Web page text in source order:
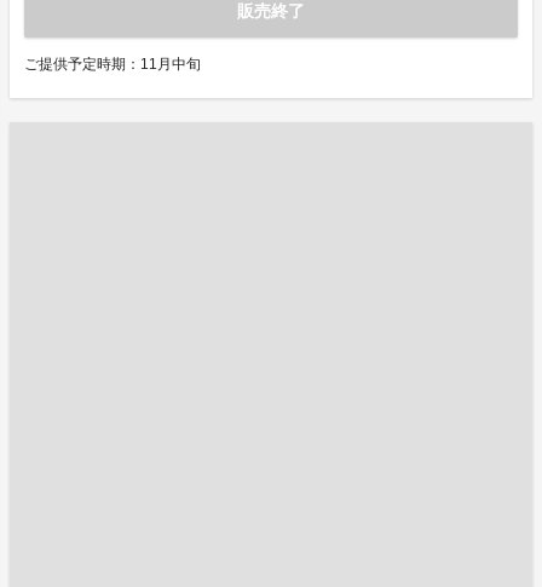
販売終了
ご提供予定時期：11月中旬